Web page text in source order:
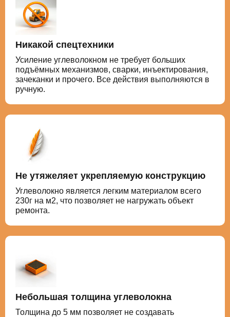
Никакой спецтехники
Усиление углеволокном не требует больших
подъёмных механизмов, сварки, инъектирования,
зачеканки и прочего. Все действия выполняются в
ручную.
Не утяжеляет укрепляемую конструкцию
Углеволокно является легким материалом всего
230г на м2, что позволяет не нагружать объект
ремонта.
Небольшая толщина углеволокна
Толщина до 5 мм позволяет не создавать